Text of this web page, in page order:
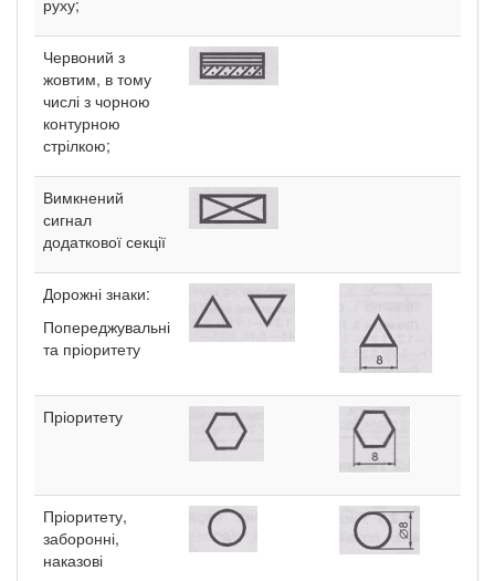
Червоний з
жовтим, в тому
числі з чорною
контурною
стрілкою;
Вимкнений
сигнал
додаткової секції
Дорожні знаки:
Попереджувальні
та пріоритету
Пріоритету
Пріоритету,
заборонні,
наказові